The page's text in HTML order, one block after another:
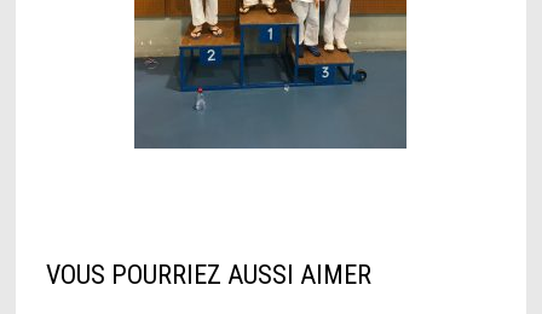
VOUS POURRIEZ AUSSI AIMER